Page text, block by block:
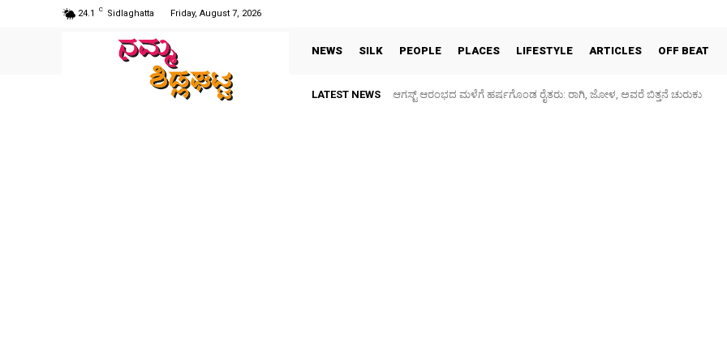
24.1 C Sidlaghatta Friday, August 7, 2026
NEWS SILK PEOPLE PLACES LIFESTYLE ARTICLES OFF BEAT
LATEST NEWS ಆಗಸ್ಟ್ ಆರಂಭದ ಮಳೆಗೆ ಹರ್ಷಗೊಂಡ ರೈತರು: ರಾಗಿ, ಜೋಳ, ಅವರೆ ಬಿತ್ತನೆ ಚುರುಕು
ಕನಕನಗರ: ಗರುಡಾದ್ರಿ ಶಾಲೆ ಮುಂಭಾಗದ ರಸ್ತೆ ಕೆಸರುಮಯ, ಮಕ್ಕಳಿಗೆ ಗಾಯ –